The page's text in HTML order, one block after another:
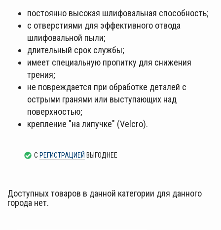
постоянно высокая шлифовальная способность;
с отверстиями для эффективного отвода
шлифовальной пыли;
длительный срок службы;
имеет специальную пропитку для снижения
трения;
не повреждается при обработке деталей с
острыми гранями или выступающих над
поверхностью;
крепление "на липучке" (Velcro).
С РЕГИСТРАЦИЕЙ ВЫГОДНЕЕ
Доступных товаров в данной категории для данного
города нет.